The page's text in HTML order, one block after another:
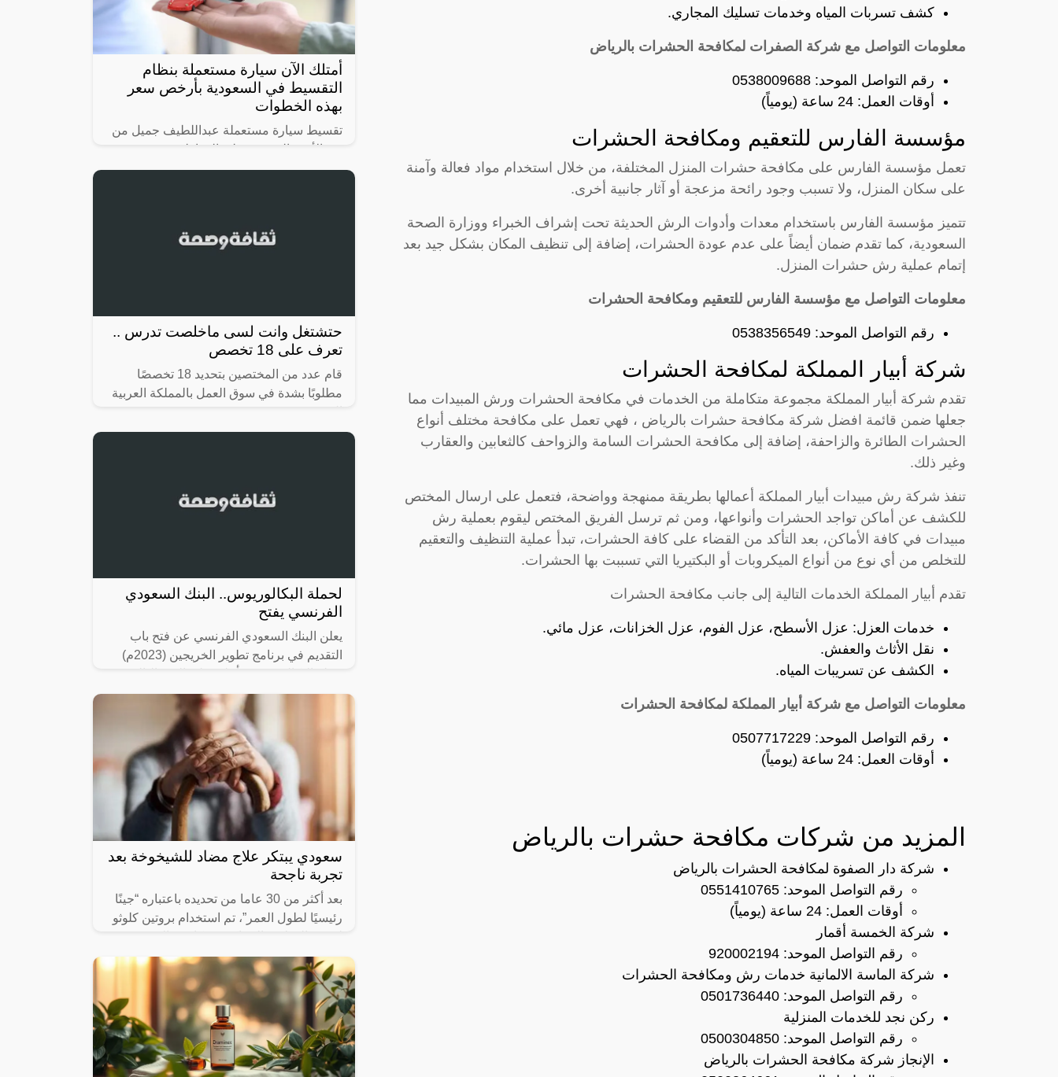
كشف تسربات المياه وخدمات تسليك المجاري.
معلومات التواصل مع شركة الصفرات لمكافحة الحشرات بالرياض
رقم التواصل الموحد: 0538009688
أوقات العمل: 24 ساعة (يومياً)
مؤسسة الفارس للتعقيم ومكافحة الحشرات
تعمل مؤسسة الفارس على مكافحة حشرات المنزل المختلفة، من خلال استخدام مواد فعالة وآمنة
على سكان المنزل، ولا تسبب وجود رائحة مزعجة أو آثار جانبية أخرى.
تتميز مؤسسة الفارس باستخدام معدات وأدوات الرش الحديثة تحت إشراف الخبراء ووزارة الصحة
السعودية، كما تقدم ضمان أيضاً على عدم عودة الحشرات، إضافة إلى تنظيف المكان بشكل جيد بعد
إتمام عملية رش حشرات المنزل.
معلومات التواصل مع مؤسسة الفارس للتعقيم ومكافحة الحشرات
رقم التواصل الموحد: 0538356549
شركة أبيار المملكة لمكافحة الحشرات
تقدم شركة أبيار المملكة مجموعة متكاملة من الخدمات في مكافحة الحشرات ورش المبيدات مما
جعلها ضمن قائمة افضل شركة مكافحة حشرات بالرياض ، فهي تعمل على مكافحة مختلف أنواع
الحشرات الطائرة والزاحفة، إضافة إلى مكافحة الحشرات السامة والزواحف كالثعابين والعقارب
وغير ذلك.
تنفذ شركة رش مبيدات أبيار المملكة أعمالها بطريقة ممنهجة وواضحة، فتعمل على ارسال المختص
للكشف عن أماكن تواجد الحشرات وأنواعها، ومن ثم ترسل الفريق المختص ليقوم بعملية رش
مبيدات في كافة الأماكن، بعد التأكد من القضاء على كافة الحشرات، تبدأ عملية التنظيف والتعقيم
للتخلص من أي نوع من أنواع الميكروبات أو البكتيريا التي تسببت بها الحشرات.
تقدم أبيار المملكة الخدمات التالية إلى جانب مكافحة الحشرات
خدمات العزل: عزل الأسطح، عزل الفوم، عزل الخزانات، عزل مائي.
نقل الأثاث والعفش.
الكشف عن تسريبات المياه.
معلومات التواصل مع شركة أبيار المملكة لمكافحة الحشرات
رقم التواصل الموحد: 0507717229
أوقات العمل: 24 ساعة (يومياً)
المزيد من شركات مكافحة حشرات بالرياض
شركة دار الصفوة لمكافحة الحشرات بالرياض
رقم التواصل الموحد: 0551410765
أوقات العمل: 24 ساعة (يومياً)
شركة الخمسة أقمار
رقم التواصل الموحد: 920002194
شركة الماسة الالمانية خدمات رش ومكافحة الحشرات
رقم التواصل الموحد: 0501736440
ركن نجد للخدمات المنزلية
رقم التواصل الموحد: 0500304850
الإنجاز شركة مكافحة الحشرات بالرياض
أمتلك الآن سيارة مستعملة بنظام
التقسيط في السعودية بأرخص سعر
بهذه الخطوات
تقسيط سيارة مستعملة عبداللطيف جميل من
بين الأمور الميسرة على المواطنين
والمتواجدين في المملكة العربية السعودية من
حتشتغل وانت لسى ماخلصت تدرس ..
تعرف على 18 تخصص
قام عدد من المختصين بتحديد 18 تخصصًا
مطلوبًا بشدة في سوق العمل بالمملكة العربية
لحملة البكالوريوس.. البنك السعودي
الفرنسي يفتح
يعلن البنك السعودي الفرنسي عن فتح باب
التقديم في برنامج تطوير الخريجين (2023م)
سعودي يبتكر علاج مضاد للشيخوخة بعد
تجربة ناجحة
بعد أكثر من 30 عاما من تحديده باعتباره “جينًا
رئيسيًا لطول العمر”، تم استخدام بروتين كلوثو
لدى قرود المكاك الريسوسية،